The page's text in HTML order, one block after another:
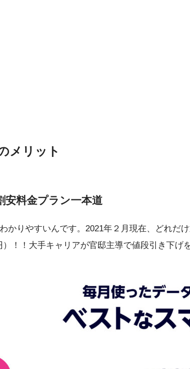
メリット
安料金プラン一本道
かりやすいんです。2021年２月現在、どれだ
！！大手キャリアが官邸主導で値段引き下げ